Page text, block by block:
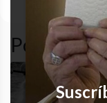
Popular en
No